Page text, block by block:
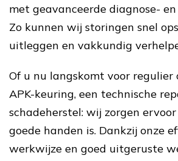
met geavanceerde diagnose-
Zo kunnen wij storingen snel
uitleggen en vakkundig
Of u nu langskomt voor regulier
APK-keuring, een technische
schadeherstel: wij zorgen
goede handen is. Dankzij onze
werkwijze en goed uitgeruste